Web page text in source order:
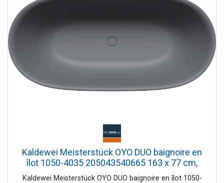
Kaldewei Meisterstück OYO DUO baignoire en
îlot 1050-4035 205043540665 163 x 77 cm,
sans trop-plein, gris froid 70
Kaldewei Meisterstück OYO DUO baignoire en îlot 1050-